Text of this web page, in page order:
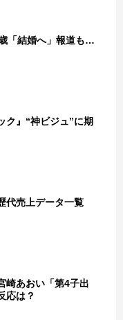
「結婚へ」報道も…
ク』“神ビジュ”に期
代売上データ一覧
崎あおい「第4子出
応は？